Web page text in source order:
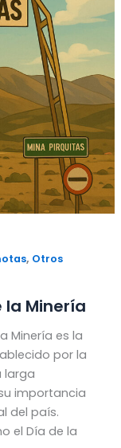
, Otros
la Minería
Minería es la
por la
larga
importancia
del país.
el Día de la